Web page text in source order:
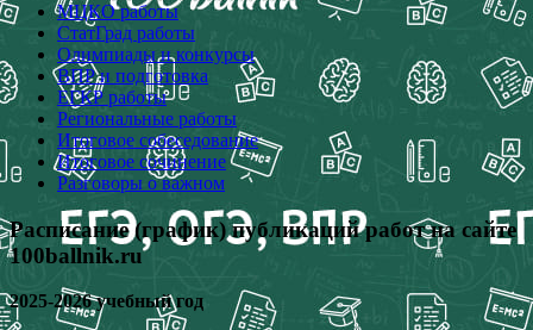
МЦКО работы
СтатГрад работы
Олимпиады и конкурсы
ВПР и подготовка
ЕГКР работы
Региональные работы
Итоговое собеседование
Итоговое сочинение
Разговоры о важном
Расписание (график) публикаций работ на сайте
100ballnik.ru
2025-2026 учебный год